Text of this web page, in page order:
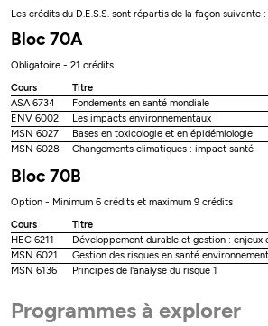
Les crédits du D.E.S.S. sont répartis de la façon
Bloc 70A
Obligatoire - 21 crédits
Cours
Titre
ASA 6734
Fondements en santé mondiale
ENV 6002
Les impacts environnementaux
MSN 6027
Bases en toxicologie et en épidémiologie
MSN 6028
Changements climatiques : impact santé
Bloc 70B
Option - Minimum 6 crédits et maximum 9 crédits
Cours
Titre
HEC 6211
Développement durable et gestion :
MSN 6021
Gestion des risques en santé
MSN 6136
Principes de l'analyse du risque 1
Programmes à explorer